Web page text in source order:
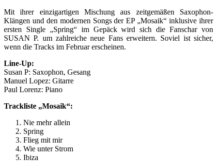
Mit ihrer einzigartigen Mischung aus zeitgemäßen Saxophon-
Klängen und den modernen Songs der EP „Mosaik“ inklusive ihrer
ersten Single „Spring“ im Gepäck wird sich die Fanschar von
SUSAN P. um zahlreiche neue Fans erweitern. Soviel ist sicher,
wenn die Tracks im Februar erscheinen.
Line-Up:
Susan P: Saxophon, Gesang
Manuel Lopez: Gitarre
Paul Lorenz: Piano
Trackliste „Mosaik“:
Nie mehr allein
Spring
Flieg mit mir
Wie unter Strom
Ibiza